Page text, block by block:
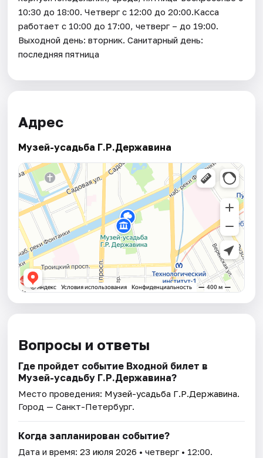
10:30 до 18:00. Четверг с 12:00 до 20:00.Касса
работает с 10:00 до 17:00, четверг – до 19:00.
Выходной день: вторник. Санитарный день:
последняя пятница
Адрес
Музей-усадьба Г.Р.Державина
Вопросы и ответы
Где пройдет событие Входной билет в
Музей-усадьбу Г.Р.Державина?
Место проведения: Музей-усадьба Г.Р.Державина.
Город — Санкт-Петербург.
Когда запланирован событие?
Дата и время:23 июля 2026 • четверг • 12:00.